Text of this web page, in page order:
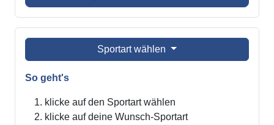
Sportart wählen
So geht's
klicke auf den Sportart wählen
klicke auf deine Wunsch-Sportart